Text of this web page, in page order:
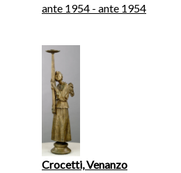
ante 1954 - ante 1954
Crocetti, Venanzo